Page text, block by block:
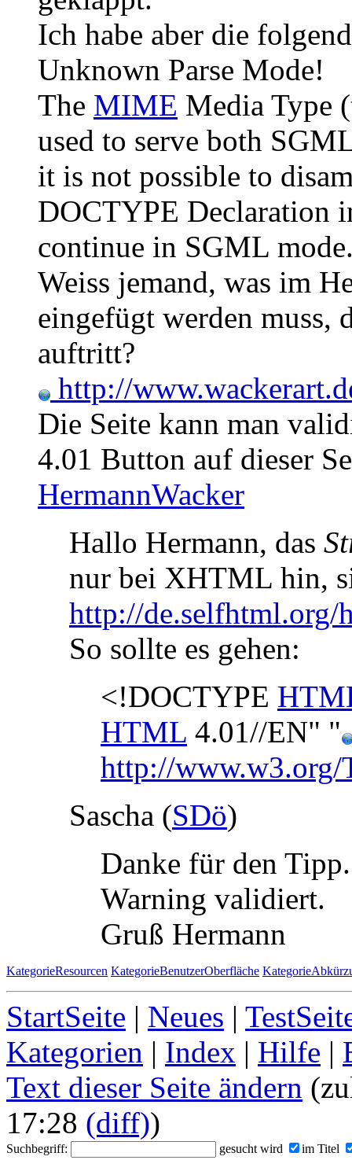
Ich habe aber die
Unknown Parse Mode!
The MIME Media Type
used to serve both
it is not possible to
DOCTYPE Declaration
continue in SGML
Weiss jemand, was im
eingefügt werden muss,
auftritt?
http://
Die Seite kann man
4.01 Button auf dieser
HermannWacker
Hallo Hermann, das
nur bei XHTML hin,
http://de.selfhtml.org/
So sollte es gehen:
<!DOCTYPE
HTML 4.01//EN" "
http://
Sascha (SDö)
Danke für den
Warning validiert.
Gruß Hermann
KategorieResourcen KategorieBenutzerOberfläche
StartSeite | Neues |
Kategorien | Index | Hilfe |
Text dieser Seite ändern
17:28 (diff))
Suchbegriff: gesucht wird im Titel